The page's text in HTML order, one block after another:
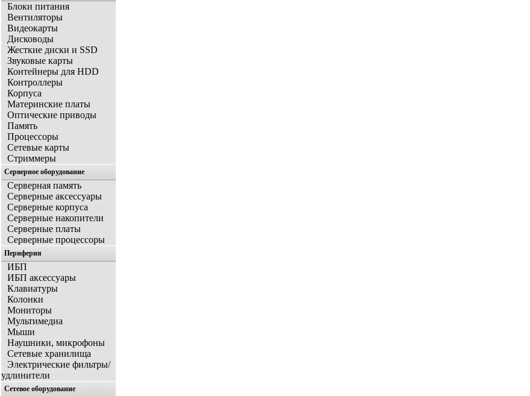
Блоки питания
Вентиляторы
Видеокарты
Дисководы
Жесткие диски и SSD
Звуковые карты
Контейнеры для HDD
Контроллеры
Корпуса
Материнские платы
Оптические приводы
Память
Процессоры
Сетевые карты
Стриммеры
Серверное оборудование
Серверная память
Серверные аксессуары
Серверные корпуса
Серверные накопители
Серверные платы
Серверные процессоры
Периферия
ИБП
ИБП аксессуары
Клавиатуры
Колонки
Мониторы
Мультимедиа
Мыши
Наушники, микрофоны
Сетевые хранилища
Электрические фильтры/
удлинители
Сетевое оборудование